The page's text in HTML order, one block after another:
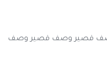
قصير وصف قصير وصف